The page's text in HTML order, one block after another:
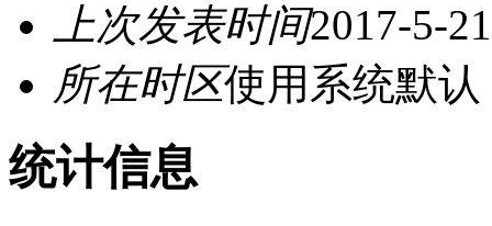
上次发表时间2017-5-
所在时区使用系统默认
统计信息